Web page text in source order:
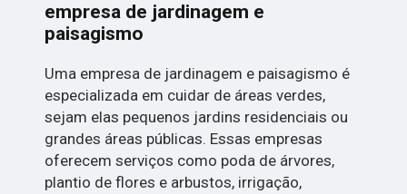
empresa de jardinagem e
paisagismo
Uma empresa de jardinagem e paisagismo é
especializada em cuidar de áreas verdes,
sejam elas pequenos jardins residenciais ou
grandes áreas públicas. Essas empresas
oferecem serviços como poda de árvores,
plantio de flores e arbustos, irrigação,